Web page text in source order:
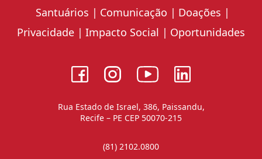
Santuários
Comunicação
Doações
Privacidade
Impacto Social Oportunidades
Rua Estado de Israel, 386, Paissandu,
Recife – PE CEP 50070-215
(81) 2102.0800